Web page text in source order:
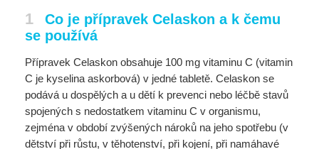
1
Co je přípravek Celaskon a k čemu
se používá
Přípravek Celaskon obsahuje 100 mg vitaminu C (vitamin
C je kyselina askorbová) v jedné tabletě. Celaskon se
podává u dospělých a u dětí k prevenci nebo léčbě stavů
spojených s nedostatkem vitaminu C v organismu,
zejména v období zvýšených nároků na jeho spotřebu (v
dětství při růstu, v těhotenství, při kojení, při namáhavé